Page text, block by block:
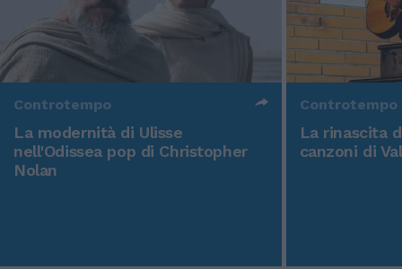
Controtempo
La modernità di Ulisse
nell'Odissea pop di Christopher
Nolan
Controtempo
La rinascita
canzoni di